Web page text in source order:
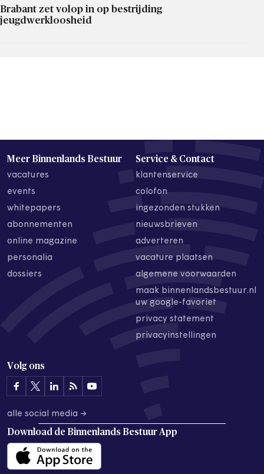
Brabant zet volop in op bestrijding
jeugdwerkloosheid
Meer Binnenlands Bestuur
vacatures
events
whitepapers
abonnementen
online magazine
personalia
dossiers
Service & Contact
klantenservice
colofon
ingezonden stukken
nieuwsbrieven
adverteren
vacature plaatsen
algemene voorwaarden
maak binnenlandsbestuur.nl
uw google-favoriet
privacy statement
privacyinstellingen
Volg ons
alle social media →
Download de Binnenlands Bestuur App